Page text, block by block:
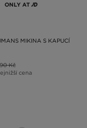
ONLY AT
MIKINA S KAPUCÍ
Kč
cena